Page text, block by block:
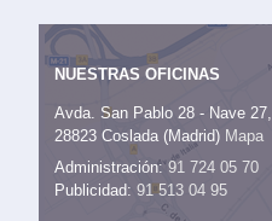
NUESTRAS OFICINAS
Avda. San Pablo 28 - Nave 27,
28823 Coslada (Madrid) Mapa
Administración:91 724 05 70
Publicidad: 91 513 04 95